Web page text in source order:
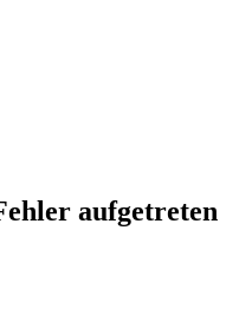
aufgetreten